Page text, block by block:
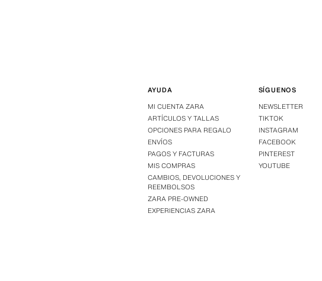
AYUDA
MI CUENTA ZARA
ARTÍCULOS Y TALLAS
OPCIONES PARA REGALO
ENVÍOS
PAGOS Y FACTURAS
MIS COMPRAS
CAMBIOS, DEVOLUCIONES Y
REEMBOLSOS
ZARA PRE-OWNED
EXPERIENCIAS ZARA
SÍGUENOS
NEWSLETTER
TIKTOK
INSTAGRAM
FACEBOOK
PINTEREST
YOUTUBE